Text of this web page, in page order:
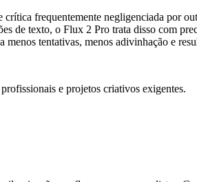
frequentemente negligenciada por
de texto, o Flux 2 Pro trata disso com
menos tentativas, menos adivinhação e
e projetos criativos exigentes.